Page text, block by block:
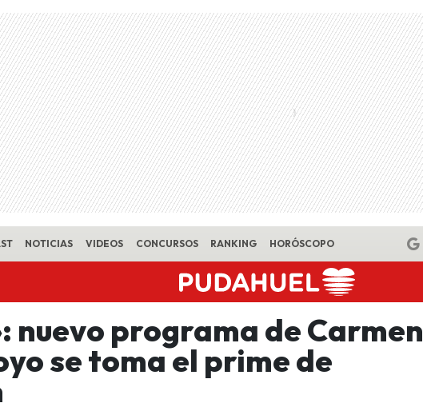
NOTICIAS VIDEOS CONCURSOS RANKING HORÓSCOPO
nuevo programa de Carmen
se toma el prime de